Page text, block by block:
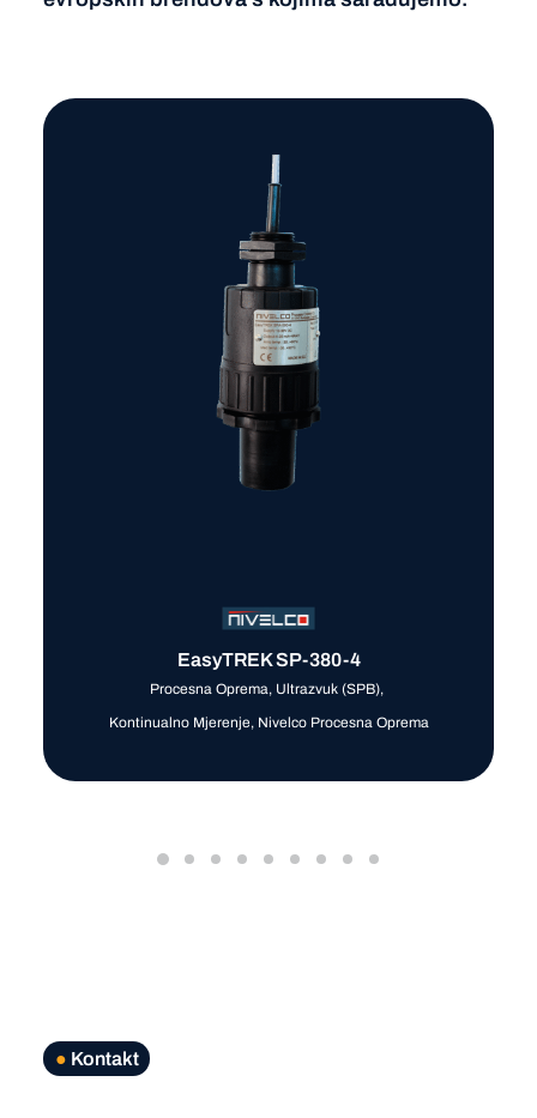
EasyTREK SP-380-4
Procesna Oprema, Ultrazvuk (SPB),
Kontinualno Mjerenje, Nivelco Procesna Oprema
● Kontakt